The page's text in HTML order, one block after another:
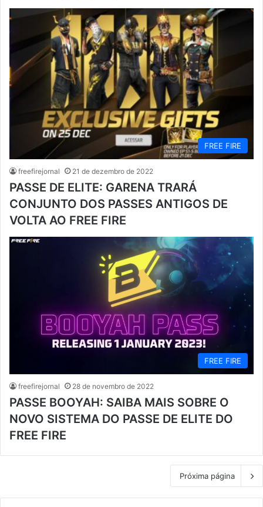
FREE FIRE
freefirejornal 21 de dezembro de 2022
PASSE DE ELITE: GARENA TRARÁ
CONJUNTO DOS PASSES ANTIGOS DE
VOLTA AO FREE FIRE
FREE FIRE
freefirejornal 28 de novembro de 2022
PASSE BOOYAH: SAIBA MAIS SOBRE O
NOVO SISTEMA DO PASSE DE ELITE DO
FREE FIRE
Próxima página